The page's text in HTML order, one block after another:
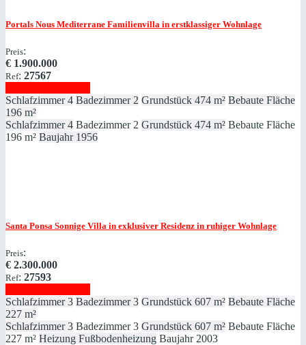
Portals Nous Mediterrane Familienvilla in erstklassiger Wohnlage
Preis:
€ 1.900.000
Ref: 27567
Schlafzimmer 4 Badezimmer 2 Grundstück 474 m² Bebaute Fläche
196 m²
Schlafzimmer 4 Badezimmer 2 Grundstück 474 m² Bebaute Fläche
196 m² Baujahr 1956
Santa Ponsa Sonnige Villa in exklusiver Residenz in ruhiger Wohnlage
Preis:
€ 2.300.000
Ref: 27593
Schlafzimmer 3 Badezimmer 3 Grundstück 607 m² Bebaute Fläche
227 m²
Schlafzimmer 3 Badezimmer 3 Grundstück 607 m² Bebaute Fläche
227 m² Heizung Fußbodenheizung Baujahr 2003